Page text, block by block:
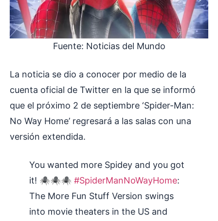
Fuente: Noticias del Mundo
La noticia se dio a conocer por medio de la
cuenta oficial de Twitter en la que se informó
que el próximo 2 de septiembre ‘Spider-Man:
No Way Home’ regresará a las salas con una
versión extendida.
You wanted more Spidey and you got
it! 🕷🕷🕷 #SpiderManNoWayHome:
The More Fun Stuff Version swings
into movie theaters in the US and